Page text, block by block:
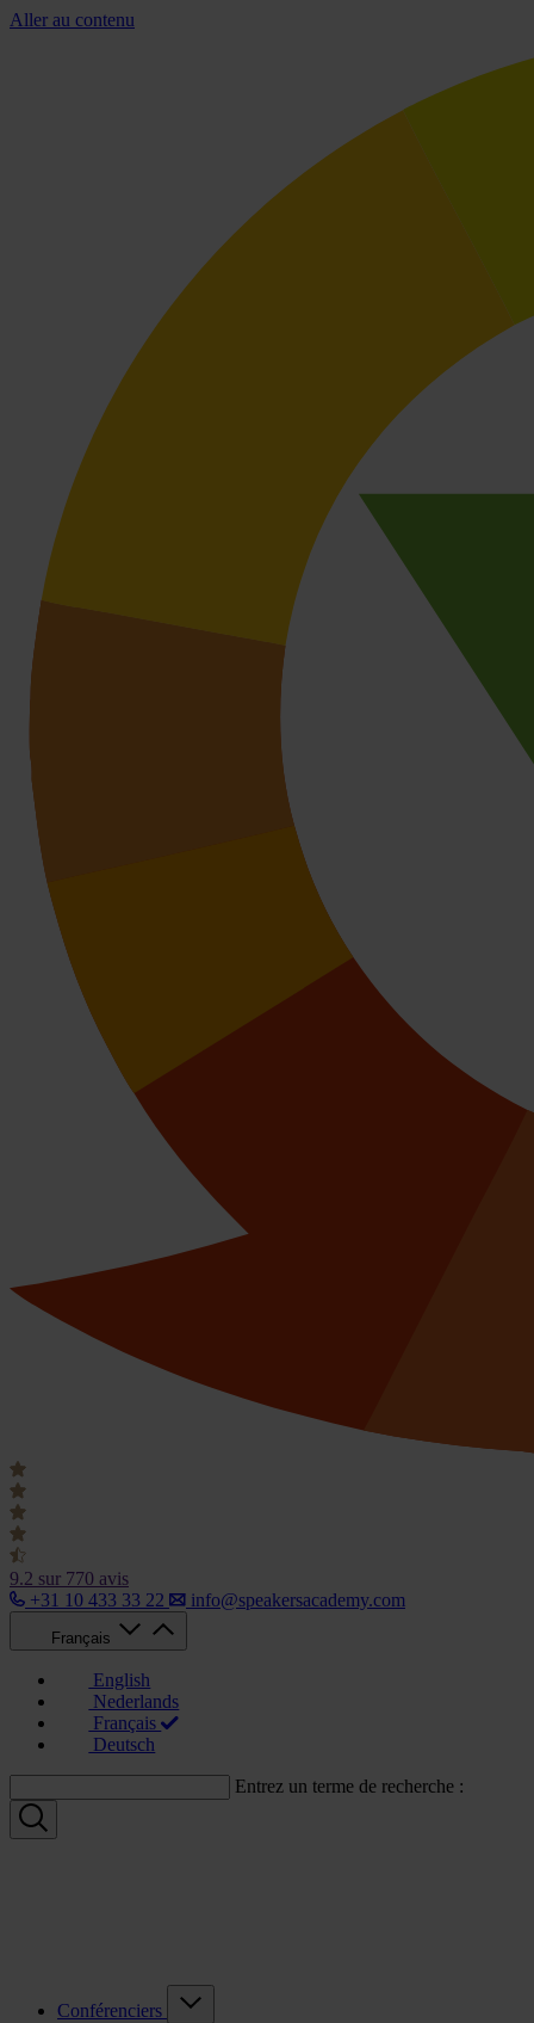
Aller au contenu
9.2 sur 770 avis
+31 10 433 33 22
info@speakersacademy.com
Français
English
Nederlands
Français
Deutsch
Entrez un terme de recherche :
Conférenciers